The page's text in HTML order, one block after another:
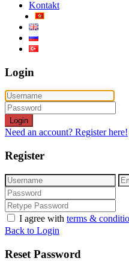
Kontakt
Login
Login
Need an account? Register here!
Register
I agree with terms &
Back to Login
Reset Password